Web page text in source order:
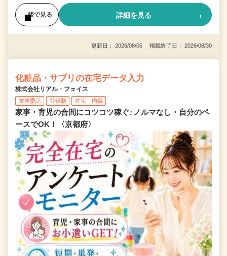
後で見る 詳細を見る
更新日： 2026/08/05 掲載終了日： 2026/08/30
化粧品・サプリの在宅データ入力
株式会社リアル・フェイス
業務委託 登録制 在宅・内職
家事・育児の合間にコツコツ稼ぐ♪ノルマなし・自分のペ
ースでOK！〈京都府〉